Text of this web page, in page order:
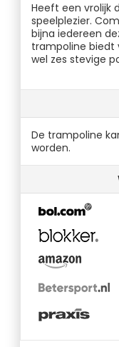
Heeft een vrolijk
speelplezier.
bijna iedereen
trampoline biedt
wel zes stevige
De trampoline
worden.